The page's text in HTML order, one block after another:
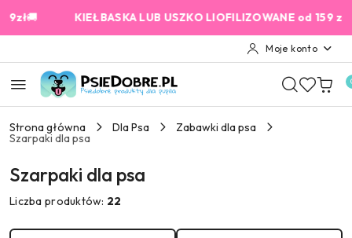
Przejdź do treści głównej
Przejdź do wyszukiwarki
Przejdź do moje konto
Przejdź do menu głównego
Przejdź do stopki
KIEŁBASKA LUB USZKO LIOFILIZOWANE od 159 zł GRATIS!
Moje konto
Strona główna Dla Psa Zabawki dla psa
Szarpaki dla psa
Szarpaki dla psa
Liczba produktów: 22